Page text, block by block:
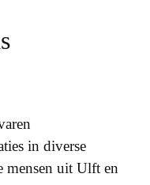
in diverse
mensen uit Ulft en